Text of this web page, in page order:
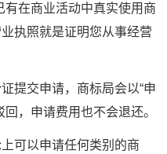
有在商业活动中真实使用商
执照就是证明您从事经营
交申请，商标局会以“申
，申请费用也不会退还。
可以申请任何类别的商